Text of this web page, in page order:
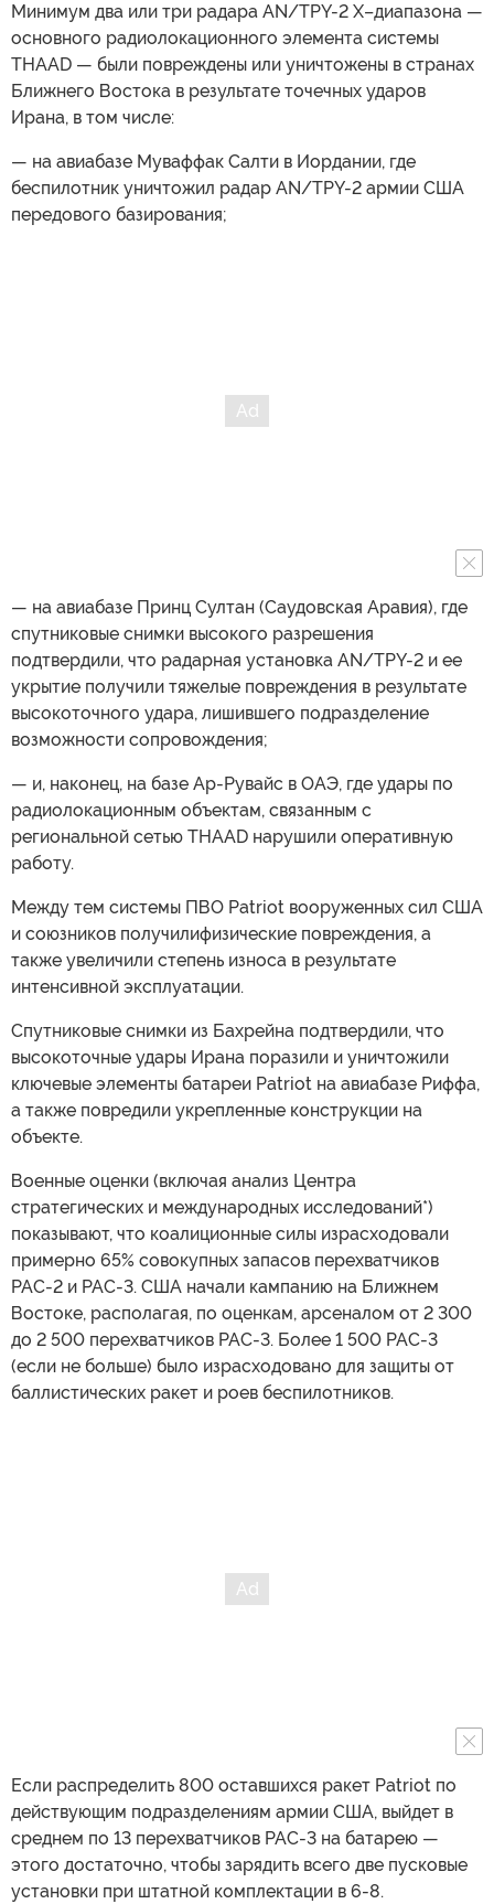
Минимум два или три радара AN/TPY-2 X–диапазона —
основного радиолокационного элемента системы
THAAD — были повреждены или уничтожены в странах
Ближнего Востока в результате точечных ударов
Ирана, в том числе:
— на авиабазе Муваффак Салти в Иордании, где
беспилотник уничтожил радар AN/TPY-2 армии США
передового базирования;
— на авиабазе Принц Султан (Саудовская Аравия), где
спутниковые снимки высокого разрешения
подтвердили, что радарная установка AN/TPY-2 и ее
укрытие получили тяжелые повреждения в результате
высокоточного удара, лишившего подразделение
возможности сопровождения;
— и, наконец, на базе Ар-Рувайс в ОАЭ, где удары по
радиолокационным объектам, связанным с
региональной сетью THAAD нарушили оперативную
работу.
Между тем системы ПВО Patriot вооруженных сил США
и союзников получилифизические повреждения, а
также увеличили степень износа в результате
интенсивной эксплуатации.
Спутниковые снимки из Бахрейна подтвердили, что
высокоточные удары Ирана поразили и уничтожили
ключевые элементы батареи Patriot на авиабазе Риффа,
а также повредили укрепленные конструкции на
объекте.
Военные оценки (включая анализ Центра
стратегических и международных исследований*)
показывают, что коалиционные силы израсходовали
примерно 65% совокупных запасов перехватчиков
PAC-2 и PAC-3. США начали кампанию на Ближнем
Востоке, располагая, по оценкам, арсеналом от 2 300
до 2 500 перехватчиков PAC-3. Более 1 500 PAC-3
(если не больше) было израсходовано для защиты от
баллистических ракет и роев беспилотников.
Если распределить 800 оставшихся ракет Patriot по
действующим подразделениям армии США, выйдет в
среднем по 13 перехватчиков PAC-3 на батарею —
этого достаточно, чтобы зарядить всего две пусковые
установки при штатной комплектации в 6-8.